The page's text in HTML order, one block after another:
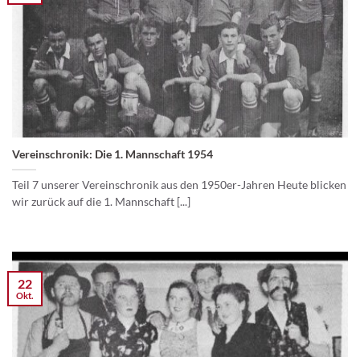
Vereinschronik: Die 1. Mannschaft 1954
Teil 7 unserer Vereinschronik aus den 1950er-Jahren Heute blicken
wir zurück auf die 1. Mannschaft [...]
22
Okt.